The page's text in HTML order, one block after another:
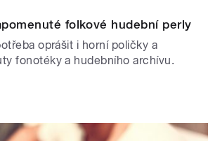
folkové hudební perly
oprášit i horní poličky a
fonotéky a hudebního archívu.